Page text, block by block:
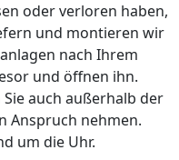
oder verloren haben,
und montieren wir
nach Ihrem
und öffnen ihn.
auch außerhalb der
Anspruch nehmen.
um die Uhr.